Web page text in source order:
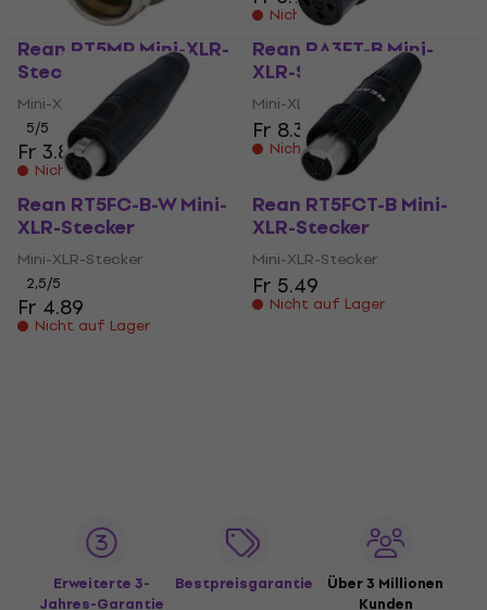
Nicht auf Lager
Rean RT5MP Mini-XLR-
Stecker
Mini-XLR-Stecker
5/5
Fr 3.89
Nicht auf Lager
Rean RA3FT-B Mini-
XLR-Stecker
Mini-XLR-Stecker
Fr 8.39
Nicht auf Lager
Rean RT5FC-B-W Mini-
XLR-Stecker
Mini-XLR-Stecker
2,5/5
Fr 4.89
Nicht auf Lager
Rean RT5FCT-B Mini-
XLR-Stecker
Mini-XLR-Stecker
Fr 5.49
Nicht auf Lager
Erweiterte 3-
Jahres-Garantie
Bestpreisgarantie
Über 3 Millionen
Kunden